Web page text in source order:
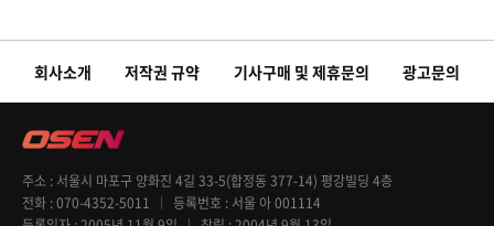
회사소개 저작권 규약 기사구매 및 제휴문의 광고문의
주소
서울시 마포구 양화진 4길 33-5(합정동 377-14) 평강빌딩 4층
전화 070-4352-5011 등록번호
서울 아 001114